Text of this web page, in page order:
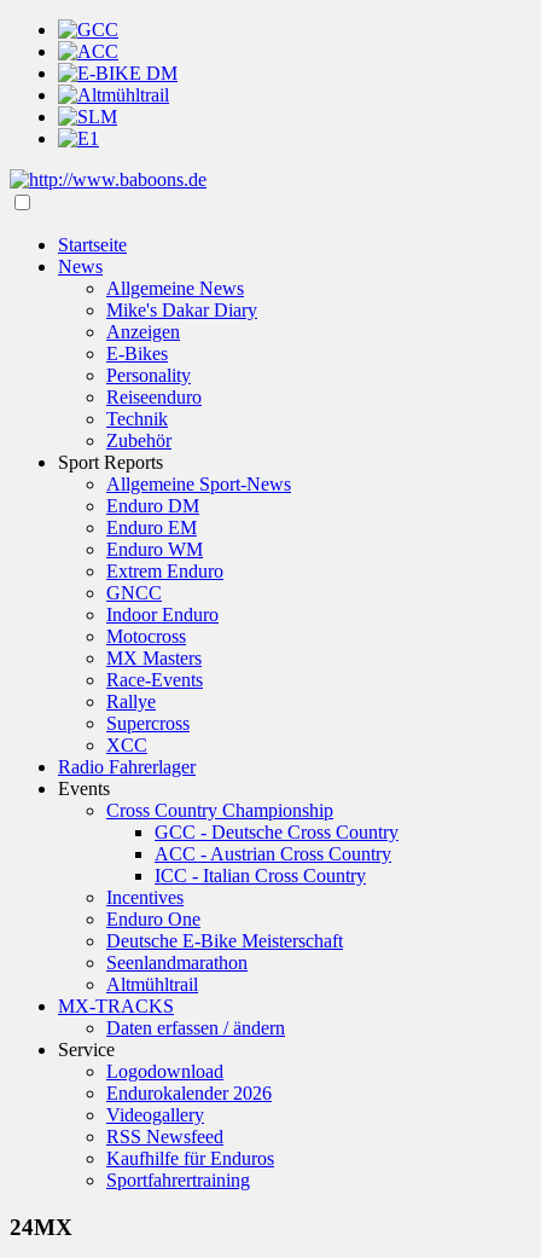
Startseite
News
Allgemeine News
Mike's Dakar Diary
Anzeigen
E-Bikes
Personality
Reiseenduro
Technik
Zubehör
Sport Reports
Allgemeine Sport-News
Enduro DM
Enduro EM
Enduro WM
Extrem Enduro
GNCC
Indoor Enduro
Motocross
MX Masters
Race-Events
Rallye
Supercross
XCC
Radio Fahrerlager
Events
Cross Country Championship
GCC - Deutsche Cross Country
ACC - Austrian Cross Country
ICC - Italian Cross Country
Incentives
Enduro One
Deutsche E-Bike Meisterschaft
Seenlandmarathon
Altmühltrail
MX-TRACKS
Daten erfassen / ändern
Service
Logodownload
Endurokalender 2026
Videogallery
RSS Newsfeed
Kaufhilfe für Enduros
Sportfahrertraining
24MX